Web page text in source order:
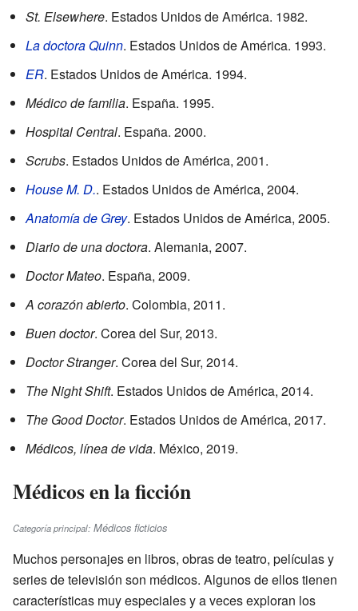
St. Elsewhere. Estados Unidos de América. 1982.
La doctora Quinn. Estados Unidos de América. 1993.
ER. Estados Unidos de América. 1994.
Médico de familia. España. 1995.
Hospital Central. España. 2000.
Scrubs. Estados Unidos de América, 2001.
House M. D.. Estados Unidos de América, 2004.
Anatomía de Grey. Estados Unidos de América, 2005.
Diario de una doctora. Alemania, 2007.
Doctor Mateo. España, 2009.
A corazón abierto. Colombia, 2011.
Buen doctor. Corea del Sur, 2013.
Doctor Stranger. Corea del Sur, 2014.
The Night Shift. Estados Unidos de América, 2014.
The Good Doctor. Estados Unidos de América, 2017.
Médicos, línea de vida. México, 2019.
Médicos en la ficción
Categoría principal: Médicos ficticios
Muchos personajes en libros, obras de teatro, películas y
series de televisión son médicos. Algunos de ellos tienen
características muy especiales y a veces exploran los